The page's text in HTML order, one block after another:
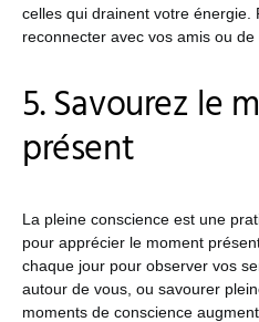
celles qui drainent votre énergie.
reconnecter avec vos amis ou
5. Savourez le
présent
La pleine conscience est une
pour apprécier le moment
chaque jour pour observer vos
autour de vous, ou savourer
moments de conscience